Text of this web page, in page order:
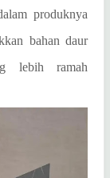
produknya
bahan daur
lebih ramah